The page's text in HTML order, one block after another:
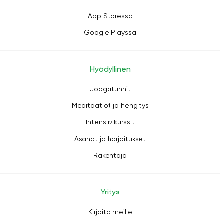
App Storessa
Google Playssa
Hyödyllinen
Joogatunnit
Meditaatiot ja hengitys
Intensiivikurssit
Asanat ja harjoitukset
Rakentaja
Yritys
Kirjoita meille